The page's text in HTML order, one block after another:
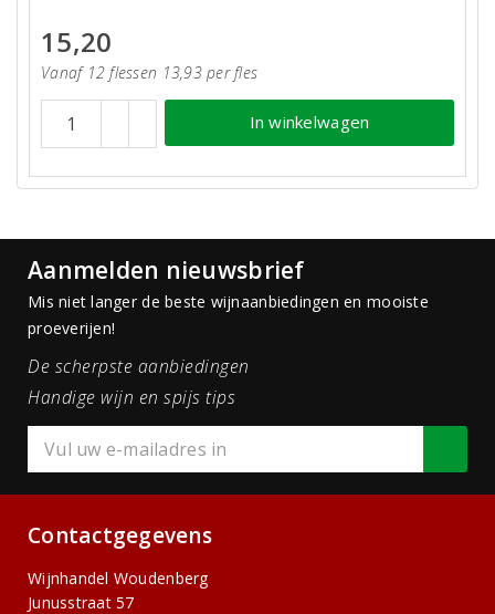
15,20
Vanaf 12 flessen 13,93 per fles
In winkelwagen
Aanmelden nieuwsbrief
Mis niet langer de beste wijnaanbiedingen en mooiste
proeverijen!
De scherpste aanbiedingen
Handige wijn en spijs tips
Contactgegevens
Wijnhandel Woudenberg
Junusstraat 57